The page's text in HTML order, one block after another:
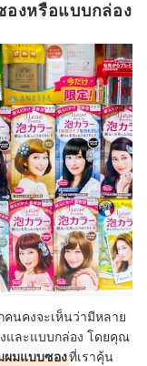
องหรือแบบกล่อง
คนคงจะเห็นว่ามีหลาย
และแบบกล่อง โดยคุณ
ผมแบบซองที่เราคุ้น